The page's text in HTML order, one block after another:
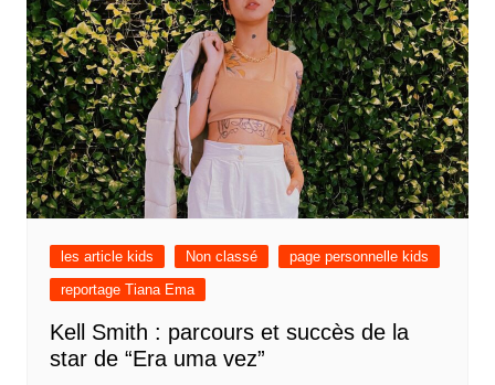
les article kids Non classé
page personnelle kids
reportage Tiana Ema
Kell Smith : parcours et succès de la
star de “Era uma vez”